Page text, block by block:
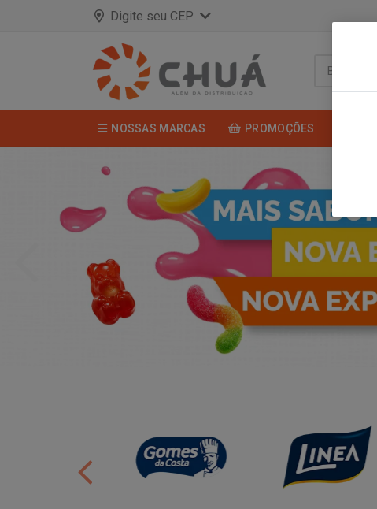
Digite seu CEP
NOSSAS MARCAS PROMOÇÕES